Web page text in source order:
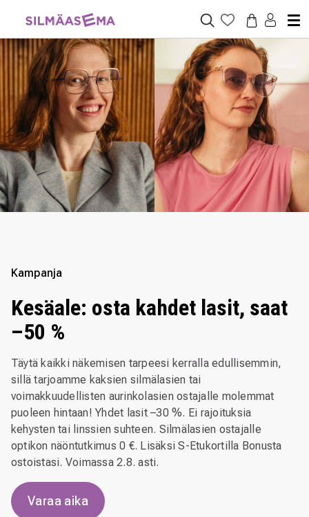
Kampanja
Kesäale: osta kahdet lasit, saat
–50 %
Täytä kaikki näkemisen tarpeesi kerralla edullisemmin,
sillä tarjoamme kaksien silmälasien tai
voimakkuudellisten aurinkolasien ostajalle molemmat
puoleen hintaan! Yhdet lasit –30 %. Ei rajoituksia
kehysten tai linssien suhteen. Silmälasien ostajalle
optikon näöntutkimus 0 €. Lisäksi S-Etukortilla Bonusta
ostoistasi. Voimassa 2.8. asti.
Varaa aika